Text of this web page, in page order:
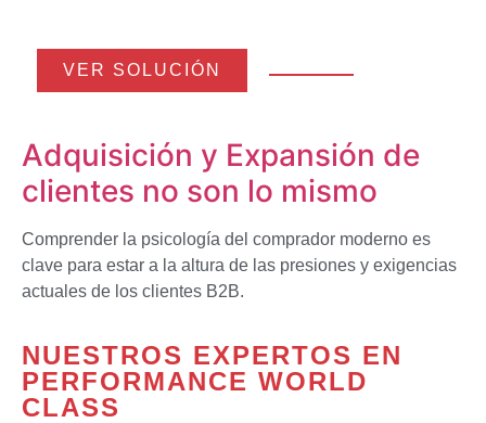
VER SOLUCIÓN
Adquisición y Expansión de
clientes no son lo mismo
Comprender la psicología del comprador moderno es
clave para estar a la altura de las presiones y exigencias
actuales de los clientes B2B.
NUESTROS EXPERTOS EN
PERFORMANCE WORLD
CLASS